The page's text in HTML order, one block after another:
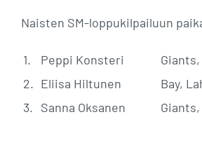
Naisten SM-loppukilpailuun
1. Peppi Konsteri
2. Eliisa Hiltunen Bay,
3. Sanna Oksanen